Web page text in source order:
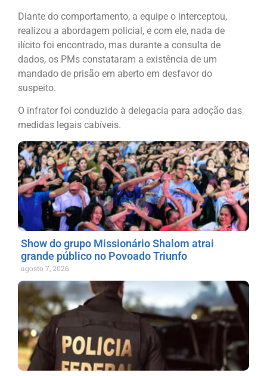
Diante do comportamento, a equipe o interceptou,
realizou a abordagem policial, e com ele, nada de
ilícito foi encontrado, mas durante a consulta de
dados, os PMs constataram a existência de um
mandado de prisão em aberto em desfavor do
suspeito.
O infrator foi conduzido à delegacia para adoção das
medidas legais cabíveis.
Show do grupo Missionário Shalom atrai
grande público no Povoado Triunfo
agosto 7, 2026